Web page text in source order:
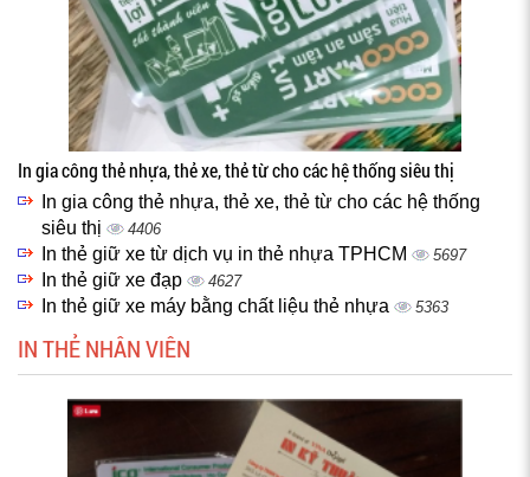
In gia công thẻ nhựa, thẻ xe, thẻ từ cho các hệ thống siêu thị
In gia công thẻ nhựa, thẻ xe, thẻ từ cho các hệ thống
siêu thị
4406
In thẻ giữ xe từ dịch vụ in thẻ nhựa TPHCM 5697
In thẻ giữ xe đạp 4627
In thẻ giữ xe máy bằng chất liệu thẻ nhựa 5363
IN THẺ NHÂN VIÊN